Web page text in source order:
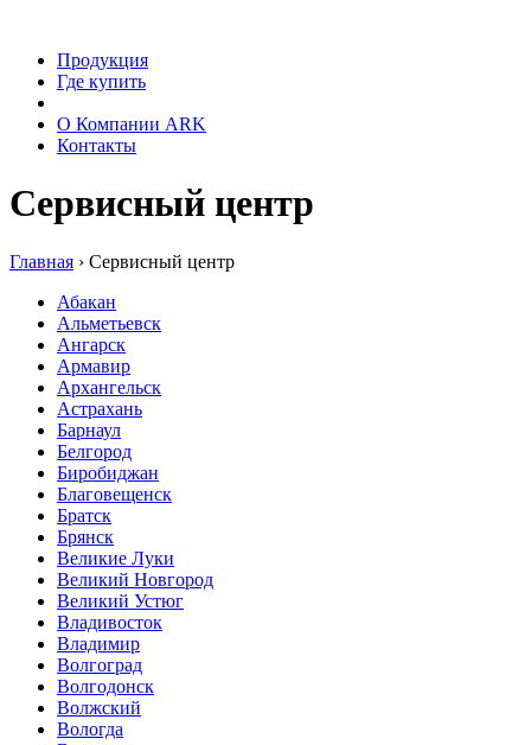
Продукция
Где купить
О Компании ARK
Контакты
Сервисный центр
Главная › Сервисный центр
Абакан
Альметьевск
Ангарск
Армавир
Архангельск
Астрахань
Барнаул
Белгород
Биробиджан
Благовещенск
Братск
Брянск
Великие Луки
Великий Новгород
Великий Устюг
Владивосток
Владимир
Волгоград
Волгодонск
Волжский
Вологда